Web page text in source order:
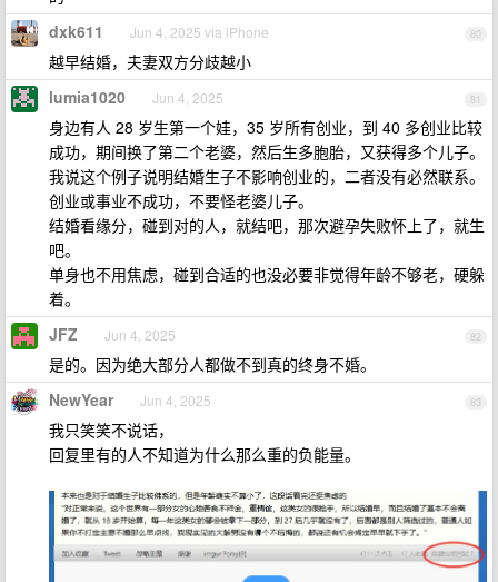
80
dxk611 Jun 4, 2025 via iPhone
越早结婚，夫妻双方分歧越小
81
lumia1020 Jun 4, 2025
身边有人 28 岁生第一个娃，35 岁所有创业，到 40 多创业比较
成功，期间换了第二个老婆，然后生多胞胎，又获得多个儿子。
我说这个例子说明结婚生子不影响创业的，二者没有必然联系。
创业或事业不成功，不要怪老婆儿子。
结婚看缘分，碰到对的人，就结吧，那次避孕失败怀上了，就生
吧。
单身也不用焦虑，碰到合适的也没必要非觉得年龄不够老，硬躲
着。
82
JFZ Jun 4, 2025
是的。因为绝大部分人都做不到真的终身不婚。
83
NewYear Jun 4, 2025
我只笑笑不说话，
回复里有的人不知道为什么那么重的负能量。